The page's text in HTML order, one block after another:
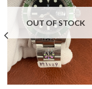
OUT OF STOCK